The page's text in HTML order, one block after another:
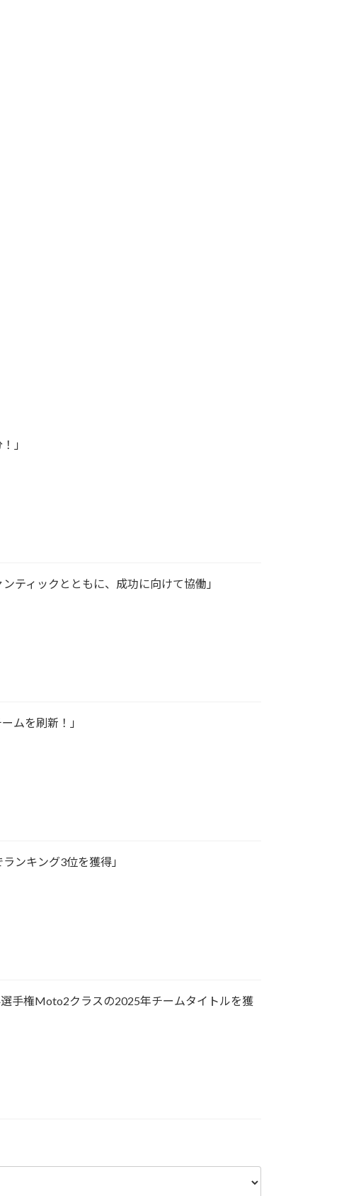
」
ティックとともに、成功に向けて協働」
ムを刷新！」
ンキング3位を獲得」
手権Moto2クラスの2025年チームタイトルを獲